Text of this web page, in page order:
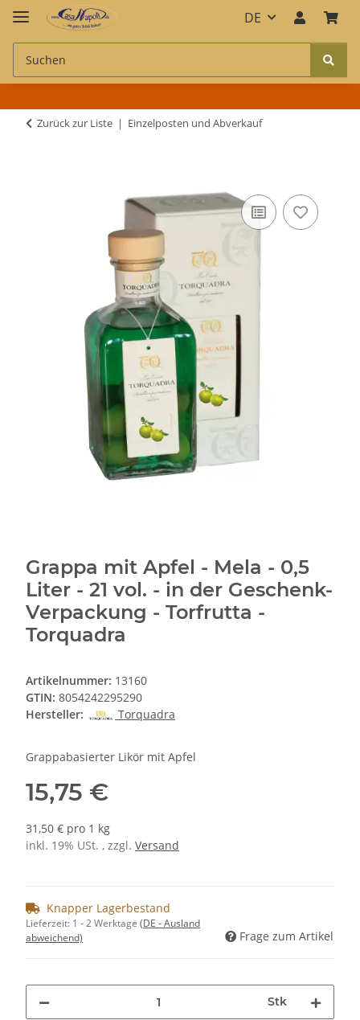
DE
Zurück zur Liste Einzelposten und Abverkauf
Grappa mit Apfel - Mela - 0,5
Liter - 21 vol. - in der Geschenk-
Verpackung - Torfrutta -
Torquadra
Artikelnummer: 13160
GTIN: 8054242295290
Hersteller:
Torquadra
Grappabasierter Likör mit Apfel
15,75 €
31,50 € pro 1 kg
inkl. 19% USt. , zzgl. Versand
Knapper Lagerbestand
Lieferzeit: 1 - 2 Werktage (DE - Ausland
abweichend)
Frage zum Artikel
Stk